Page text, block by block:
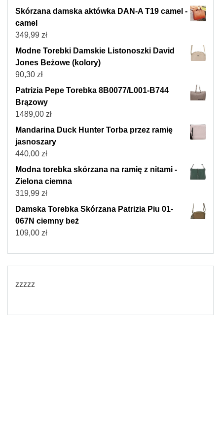
Skórzana damska aktówka DAN-A T19 camel -
camel
349,99 zł
Modne Torebki Damskie Listonoszki David
Jones Beżowe (kolory)
90,30 zł
Patrizia Pepe Torebka 8B0077/L001-B744
Brązowy
1489,00 zł
Mandarina Duck Hunter Torba przez ramię
jasnoszary
440,00 zł
Modna torebka skórzana na ramię z nitami -
Zielona ciemna
319,99 zł
Damska Torebka Skórzana Patrizia Piu 01-
067N ciemny beż
109,00 zł
zzzzz